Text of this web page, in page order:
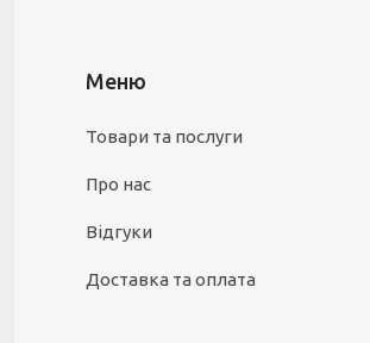
Товари та послуги
Про нас
Відгуки
Доставка та оплата